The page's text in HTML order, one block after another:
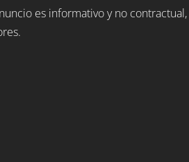
es informativo y no